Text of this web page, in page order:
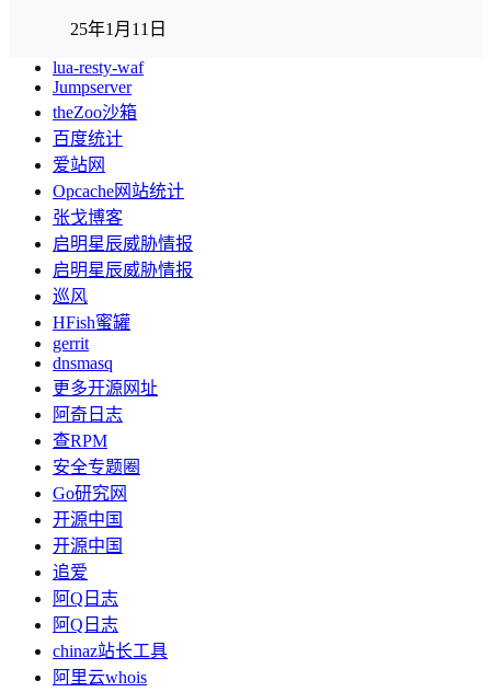
25年1月11日
lua-resty-waf
Jumpserver
theZoo沙箱
百度统计
爱站网
Opcache网站统计
张戈博客
启明星辰威胁情报
启明星辰威胁情报
巡风
HFish蜜罐
gerrit
dnsmasq
更多开源网址
阿奇日志
查RPM
安全专题圈
Go研究网
开源中国
开源中国
追爱
阿Q日志
阿Q日志
chinaz站长工具
阿里云whois